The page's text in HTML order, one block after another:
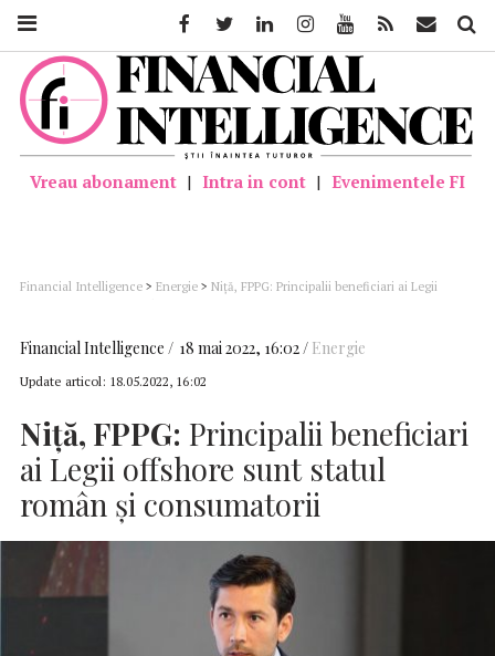
Vreau abonament | Intra in cont | Evenimentele FI
Financial Intelligence > Energie > Niţă, FPPG: Principalii beneficiari ai Legii
Financial Intelligence 18 mai 2022, 16:02 Energie
Update articol: 18.05.2022, 16:02
Niţă, FPPG: Principalii beneficiari
ai Legii offshore sunt statul
român şi consumatorii
FacebookTwitter LinkedinInstagramYoutube Feed Mail